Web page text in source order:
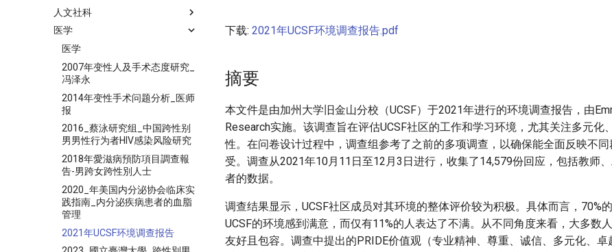
人文社科
医学
医学
2007年变性人及手术态度研究_
冯泽永
2014年变性手术问题分析_医师
报
2016_蔡泳研究组_中国跨性别
男男性行为者HIV感染风险研究
2018年愛滋病預防項目調查報
告-男跨女跨性別人士
2020_年美国内分泌协会临床实
践指南_内分泌疾病患者的血脂
管理
2021年UCSF环境调查报告
下载: 2021年UCSF环境调查报告.pdf
摘要
本文件是由加州大学旧金山分校（UCSF）于2021年进行的环境调查报告，由
Research实施。该调查旨在评估UCSF社区的工作和学习环境，尤其关注多元化
性。在问卷设计过程中，调查组参考了之前的多项调查，以确保能全面反映不
受。调查从2021年10月11日至12月3日进行，收集了14,579份回应，包括教师
者的数据。
调查结果显示，UCSF社区成员对其环境的整体评价较为积极。具体而言，70%
UCSF的环境感到满意，而仅有11%的人表达了不满。从不同角度来看，大多数人
友好且包容。调查中提出的PRIDE价值观（专业精神、尊重、诚信、多元化、卓